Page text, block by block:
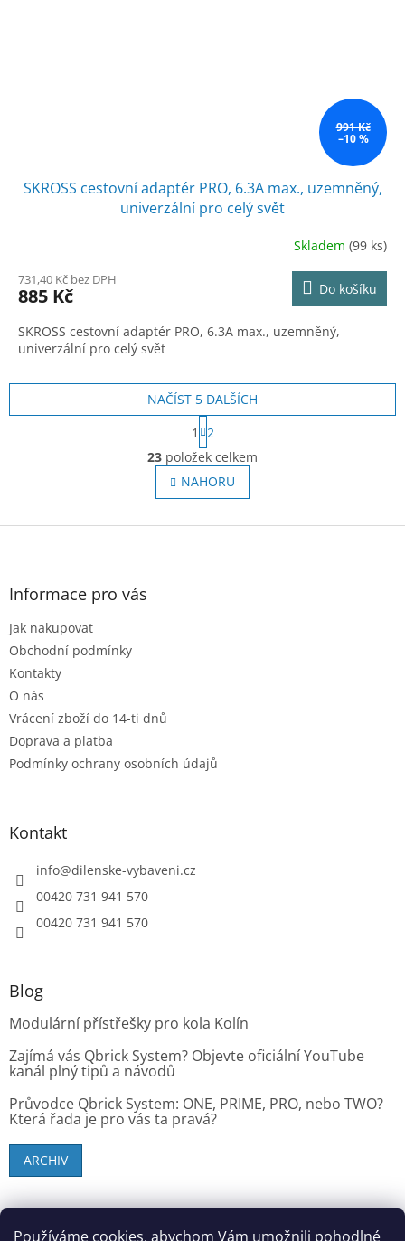
Používáme cookies, abychom Vám umožnili pohodlné
991 Kč
–10 %
SKROSS cestovní adaptér PRO, 6.3A max., uzemněný,
univerzální pro celý svět
Skladem (99 ks)
731,40 Kč bez DPH
885 Kč Do košíku
SKROSS cestovní adaptér PRO, 6.3A max., uzemněný,
univerzální pro celý svět
O
v
l
á
u
NAČÍST 5 DALŠÍCH
S
t
r
á
n
k
v
1
2
23 položek celkem
NAHORU
Z
Informace pro vás
Jak nakupovat
Obchodní podmínky
Kontakty
O nás
Vrácení zboží do 14-ti dnů
Doprava a platba
Podmínky ochrany osobních údajů
Kontakt
info@dilenske-vybaveni.cz
00420 731 941 570
00420 731 941 570
Blog
Modulární přístřešky pro kola Kolín
Zajímá vás Qbrick System? Objevte oficiální YouTube
kanál plný tipů a návodů
Průvodce Qbrick System: ONE, PRIME, PRO, nebo TWO?
Která řada je pro vás ta pravá?
ARCHIV